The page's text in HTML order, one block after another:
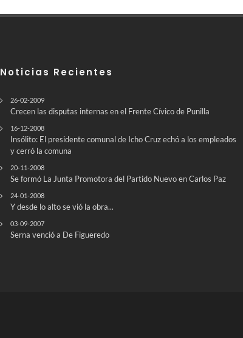
Noticias Recientes
26-02-2009
Crecen las disputas internas en el Frente Cívico de Punilla
16-12-2008
Insólito: El presidente comunal de Icho Cruz echó a los empleados
y cerró la comuna
20-11-2008
Se formó La Junta Promotora del Partido Nuevo en Carlos Paz
24-01-2008
Y desde lo alto se vió la obra...
03-09-2007
Serna venció a De Figueredo